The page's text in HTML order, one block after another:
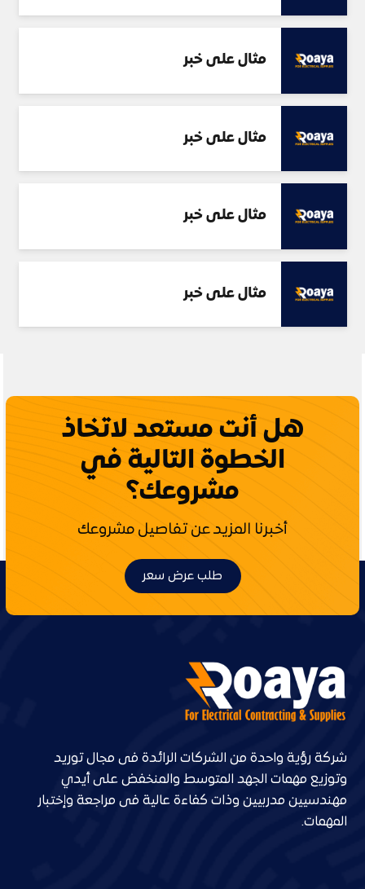
مثال على خبر
مثال على خبر
مثال على خبر
مثال على خبر
هل أنت مستعد لاتخاذ
الخطوة التالية في
مشروعك؟
أخبرنا المزيد عن تفاصيل مشروعك
طلب عرض سعر
شركة رؤية واحدة من الشركات الرائدة فى مجال توريد
وتوزيع مهمات الجهد المتوسط والمنخفض على أيدي
مهندسيين مدربيين وذات كفاءة عالية فى مراجعة وإختبار
المهمات.